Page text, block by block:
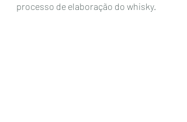
processo de elaboração do whisky.